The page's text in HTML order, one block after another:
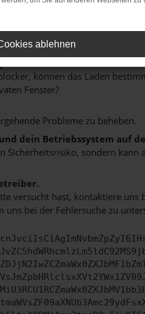
Internetverbindung.
deine Suchmaschine?
können das Laden
Fenster?
Probleme zu beheben.
dein Betriebssystem auf
Sicherheitsrisiko, sondern
versucht hast, kontaktiere
uns bei der Fehlersuche zu
ablehnen